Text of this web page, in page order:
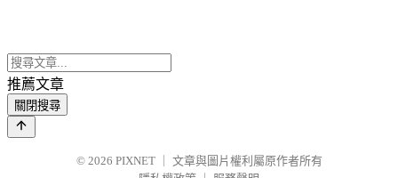
推薦文章
關閉搜尋
© 2026 PIXNET
文章與圖片權利屬原作者所有